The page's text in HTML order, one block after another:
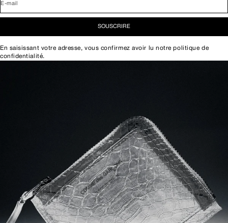
E-mail
SOUSCRIRE
En saisissant votre adresse, vous confirmez avoir lu notrepolitique de
confidentialité.